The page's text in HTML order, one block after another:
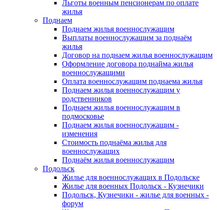
Льготы военным пенсионерам по оплате
жилья
Поднаем
Поднаем жилья военнослужащим
Выплаты военнослужащим за поднаём
жилья
Договор на поднаем жилья военнослужащим
Оформление договора поднайма жилья
военнослужащими
Оплата военнослужащим поднаема жилья
Поднаем жилья военнослужащим у
родственников
Поднаем жилья военнослужащим в
подмосковье
Поднаем жилья военнослужащим -
изменения
Стоимость поднаёма жилья для
военнослужащих
Поднаём жилья военнослужащим
Подольск
Жилье для военнослужащих в Подольске
Жилье для военных Подольск - Кузнечики
Подольск, Кузнечики - жилье для военных -
форум